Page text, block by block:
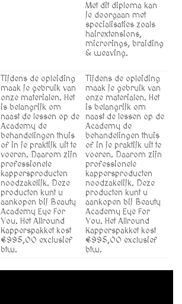
Met dit diploma kan
je doorgaan met
specialisaties zoals
hairextensions,
microrings, braiding
& weaving.
Tijdens de opleiding
maak je gebruik van
onze materialen. Het
is belangrijk om
naast de lessen op de
Academy de
behandelingen thuis
of in je praktijk uit te
voeren. Daarom zijn
professionele
kappersproducten
noodzakelijk. Deze
producten kunt u
aankopen bij Beauty
Academy Eye For
You. Het Allround
Kapperspakket kost
€995,00 exclusief
btw.
Tijdens de opleiding
maak je gebruik van
onze materialen. Het
is belangrijk om
naast de lessen op de
Academy de
behandelingen thuis
of in je praktijk uit te
voeren. Daarom zijn
professionele
kappersproducten
noodzakelijk. Deze
producten kunt u
aankopen bij Beauty
Academy Eye For
You. Het Allround
Kapperspakket kost
€995,00 exclusief
btw.